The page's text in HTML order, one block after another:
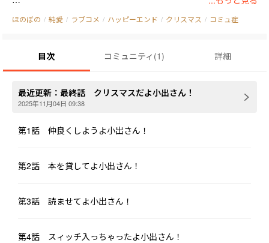
しかし、小出さんはとっても恥ずかしがり屋。いつもおどおど、
彼女の趣味である本の話を取っ掛かりにしようと話しかけたのだ
が──。
これはコミュ症で、いつもおどおど、あたふた、キョロキョロ。
そんな可愛らしい女の子を振り向かせるために奮闘する男の子の
ほのぼの / 純愛 / ラブコメ / ハッピーエンド / クリスマス / コミュ症
目次 コミュニティ (1) 詳細
最近更新： 最終話 クリスマスだよ小出さん！
2025年11月04日 09:38
第1話 仲良くしようよ小出さん！
第2話 本を貸してよ小出さん！
第3話 読ませてよ小出さん！
第4話 スィッチ入っちゃったよ小出さん！